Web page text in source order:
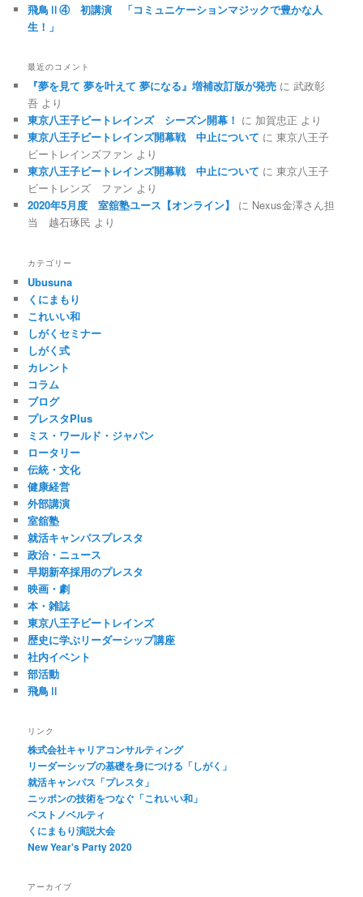
飛鳥Ⅱ④ 初講演 「コミュニケーションマジックで豊かな人
生！」
最近のコメント
『夢を見て 夢を叶えて 夢になる』増補改訂版が発売 に武政彰
吾 より
東京八王子ビートレインズ シーズン開幕！ に 加賀忠正 より
東京八王子ビートレインズ開幕戦 中止について に東京八王子
ビートレインズファン より
東京八王子ビートレインズ開幕戦 中止について に東京八王子
ビートレンズ ファン より
2020年5月度 室舘塾ユース【オンライン】
に Nexus金澤さん担
当 越石琢民 より
カテゴリー
Ubusuna
くにまもり
これいい和
しがくセミナー
しがく式
カレント
コラム
ブログ
プレスタPlus
ミス・ワールド・ジャパン
ロータリー
伝統・文化
健康経営
外部講演
室舘塾
就活キャンパスプレスタ
政治・ニュース
早期新卒採用のプレスタ
映画・劇
本・雑誌
東京八王子ビートレインズ
歴史に学ぶリーダーシップ講座
社内イベント
部活動
飛鳥Ⅱ
リンク
株式会社キャリアコンサルティング
リーダーシップの基礎を身につける「しがく」
就活キャンパス「プレスタ」
ニッポンの技術をつなぐ「これいい和」
ベストノベルティ
くにまもり演説大会
New Year's Party 2020
アーカイブ